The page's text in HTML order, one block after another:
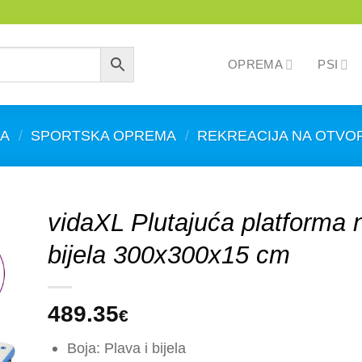
OPREMA PSI
/ SPORTSKA OPREMA / REKREACIJA NA
vidaXL Plutajuća platforma
bijela 300x300x15 cm
489.35€
Boja: Plava i bijela